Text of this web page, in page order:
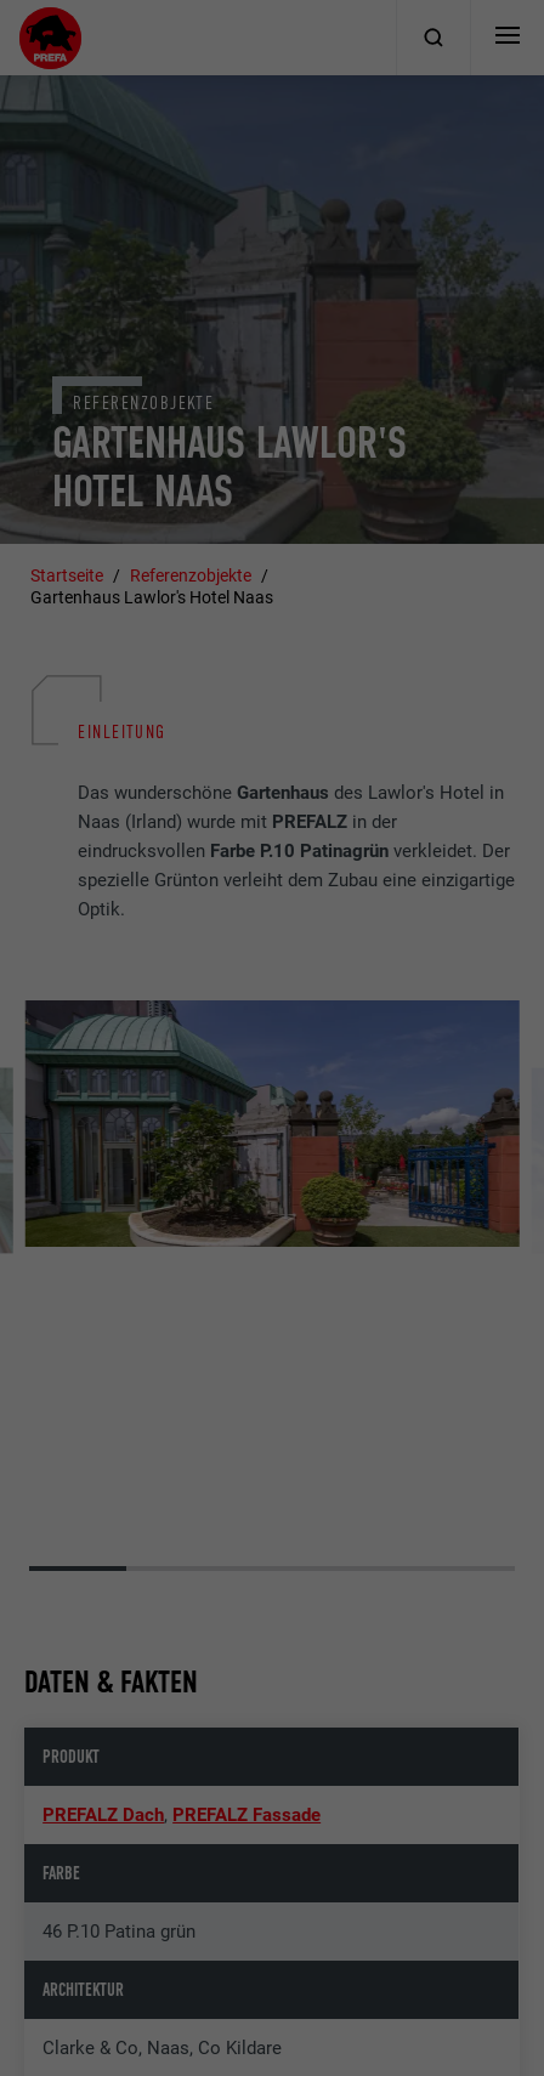
GARTENHAUS LAWLOR'S
HOTEL NAAS
REFERENZOBJEKTE
Startseite
Referenzobjekte
Gartenhaus Lawlor's Hotel Naas
EINLEITUNG
Das wunderschöneGartenhaus des Lawlor's Hotel in
Naas (Irland) wurde mit PREFALZ in der
eindrucksvollen Farbe P.10 Patinagrün verkleidet. Der
spezielle Grünton verleiht dem Zubau eine einzigartige
Optik.
DATEN & FAKTEN
PRODUKT
PREFALZ Dach, PREFALZ Fassade
FARBE
46 P.10 Patina grün
ARCHITEKTUR
Clarke & Co, Naas, Co Kildare